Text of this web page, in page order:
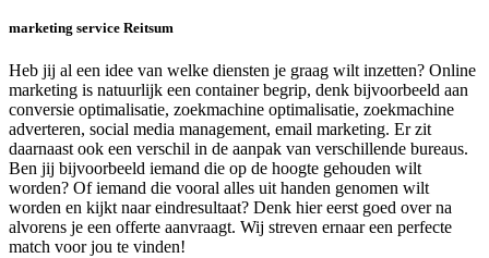
marketing service Reitsum
Heb jij al een idee van welke diensten je graag wilt inzetten? Online
marketing is natuurlijk een container begrip, denk bijvoorbeeld aan
conversie optimalisatie, zoekmachine optimalisatie, zoekmachine
adverteren, social media management, email marketing. Er zit
daarnaast ook een verschil in de aanpak van verschillende bureaus.
Ben jij bijvoorbeeld iemand die op de hoogte gehouden wilt
worden? Of iemand die vooral alles uit handen genomen wilt
worden en kijkt naar eindresultaat? Denk hier eerst goed over na
alvorens je een offerte aanvraagt. Wij streven ernaar een perfecte
match voor jou te vinden!